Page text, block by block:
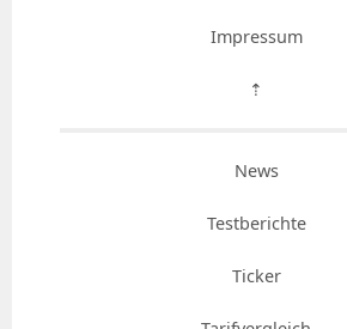
Impressum
⇡
News
Testberichte
Ticker